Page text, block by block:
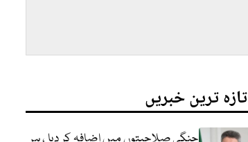
تازہ ترین خبریں